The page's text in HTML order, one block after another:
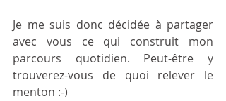
Je me suis donc décidée à partager
avec vous ce qui construit mon
parcours quotidien. Peut-être y
trouverez-vous de quoi relever le
menton :-)